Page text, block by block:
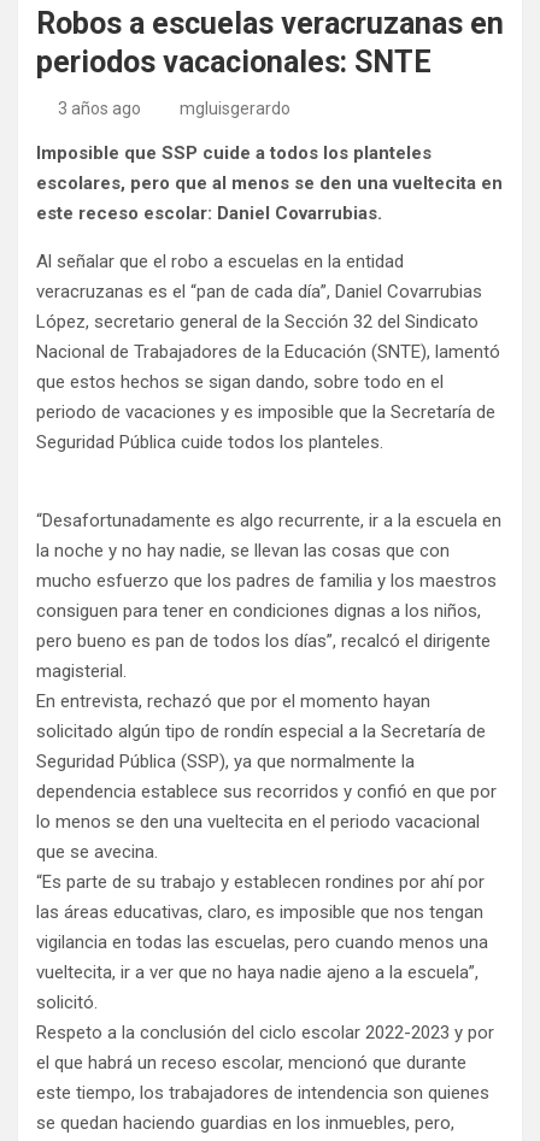
Robos a escuelas veracruzanas en
periodos vacacionales: SNTE
3 años ago mgluisgerardo
Imposible que SSP cuide a todos los planteles
escolares, pero que al menos se den una vueltecita en
este receso escolar: Daniel Covarrubias.
Al señalar que el robo a escuelas en la entidad
veracruzanas es el “pan de cada día”, Daniel Covarrubias
López, secretario general de la Sección 32 del Sindicato
Nacional de Trabajadores de la Educación (SNTE), lamentó
que estos hechos se sigan dando, sobre todo en el
periodo de vacaciones y es imposible que la Secretaría de
Seguridad Pública cuide todos los planteles.
“Desafortunadamente es algo recurrente, ir a la escuela en
la noche y no hay nadie, se llevan las cosas que con
mucho esfuerzo que los padres de familia y los maestros
consiguen para tener en condiciones dignas a los niños,
pero bueno es pan de todos los días”, recalcó el dirigente
magisterial.
En entrevista, rechazó que por el momento hayan
solicitado algún tipo de rondín especial a la Secretaría de
Seguridad Pública (SSP), ya que normalmente la
dependencia establece sus recorridos y confió en que por
lo menos se den una vueltecita en el periodo vacacional
que se avecina.
“Es parte de su trabajo y establecen rondines por ahí por
las áreas educativas, claro, es imposible que nos tengan
vigilancia en todas las escuelas, pero cuando menos una
vueltecita, ir a ver que no haya nadie ajeno a la escuela”,
solicitó.
Respeto a la conclusión del ciclo escolar 2022-2023 y por
el que habrá un receso escolar, mencionó que durante
este tiempo, los trabajadores de intendencia son quienes
se quedan haciendo guardias en los inmuebles, pero,